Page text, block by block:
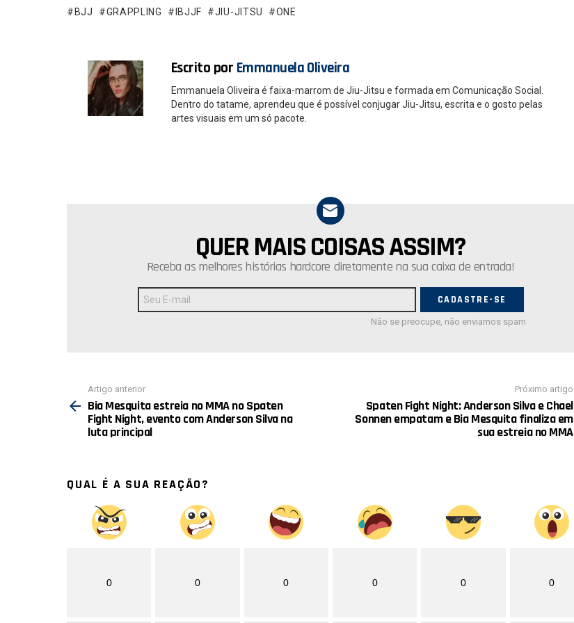
o
p
BJJ GRAPPLING IBJJF JIU-JITSU ONE
Escrito por Emmanuela Oliveira
Emmanuela Oliveira é faixa-marrom de Jiu-Jitsu e formada em Comunicação Social.
Dentro do tatame, aprendeu que é possível conjugar Jiu-Jitsu, escrita e o gosto pelas
artes visuais em um só pacote.
QUER MAIS COISAS ASSIM?
Receba as melhores histórias hardcore diretamente na sua caixa de entrada!
de
E-
Não se preocupe, não enviamos spam
mais
Artigo anterior
Bia Mesquita estreia no MMA no Spaten
Fight Night, evento com Anderson Silva na
luta principal
Próximo artigo
Spaten Fight Night: Anderson Silva e Chael
Sonnen empatam e Bia Mesquita finaliza em
sua estreia no MMA
QUAL É A SUA REAÇÃO?
0 0 0 0 0 0